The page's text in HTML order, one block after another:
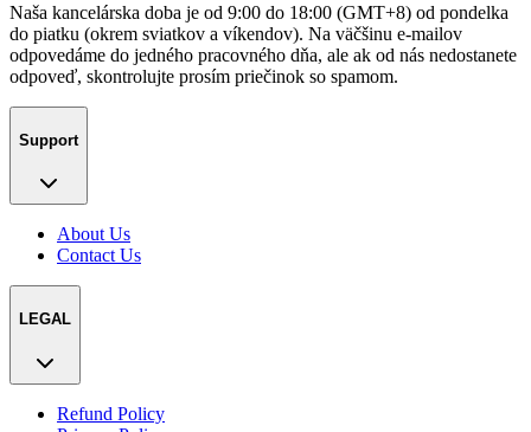
Naša kancelárska doba je od 9:00 do 18:00 (GMT+8) od pondelka
do piatku (okrem sviatkov a víkendov). Na väčšinu e-mailov
odpovedáme do jedného pracovného dňa, ale ak od nás nedostanete
odpoveď, skontrolujte prosím priečinok so spamom.
Support
About Us
Contact Us
LEGAL
Refund Policy